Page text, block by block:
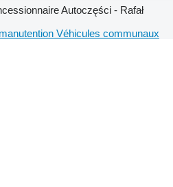
Autoczęści - Rafał
Véhicules communaux